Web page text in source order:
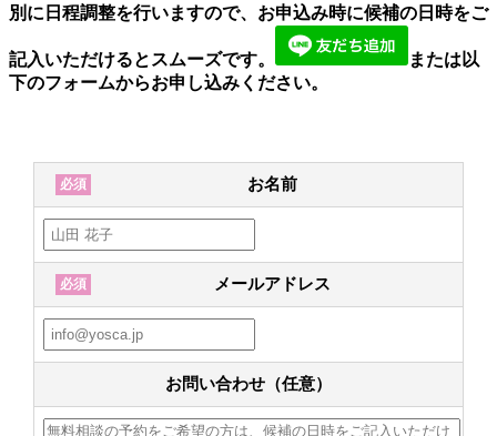
別に日程調整を行いますので、お申込み時に候補の日時をご
記入いただけるとスムーズです。
または以
下のフォームからお申し込みください。
お名前
必須
メールアドレス
必須
お問い合わせ（任意）